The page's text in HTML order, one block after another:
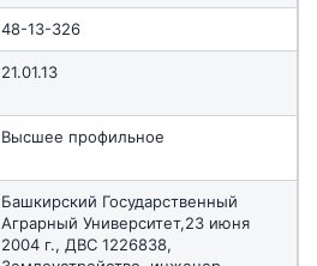
48-13-326
21.01.13
Высшее профильное
Башкирский Государственный
Аграрный Университет,23 июня
2004 г., ДВС 1226838,